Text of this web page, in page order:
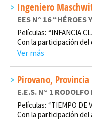
Ingeniero
EES N° 16 “HÉROES
Películas: “INFANCIA
Con la participación
Ver más
Pirovano,
E.E.S. N° 1
Películas: “TIEMPO DE
Con la participación